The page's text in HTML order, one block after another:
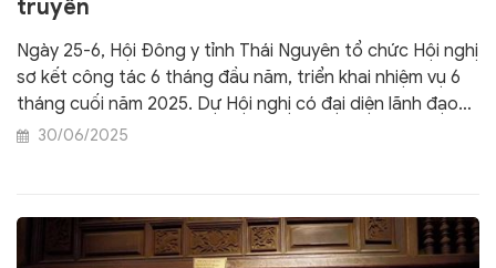
truyền
Ngày 25-6, Hội Đông y tỉnh Thái Nguyên tổ chức Hội nghị
sơ kết công tác 6 tháng đầu năm, triển khai nhiệm vụ 6
tháng cuối năm 2025. Dự Hội nghị có đại diện lãnh đạo
Hội Đông y Việt Nam; một số sở, ngành liên quan, các
30/06/2025